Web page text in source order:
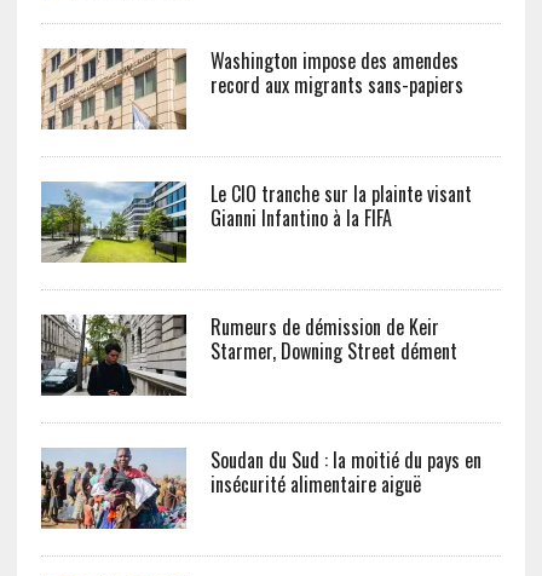
Washington impose des amendes
record aux migrants sans-papiers
Le CIO tranche sur la plainte visant
Gianni Infantino à la FIFA
Rumeurs de démission de Keir
Starmer, Downing Street dément
Soudan du Sud : la moitié du pays en
insécurité alimentaire aiguë